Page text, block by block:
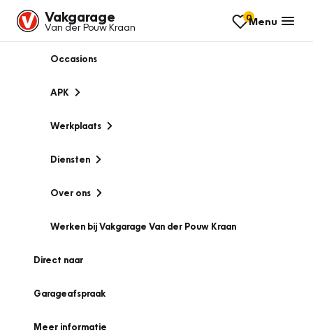
Vakgarage
Van der Pouw Kraan
0Menu
Occasions
APK
Werkplaats
Diensten
Over ons
Werken bij Vakgarage Van der Pouw Kraan
Direct naar
Garageafspraak
Meer informatie